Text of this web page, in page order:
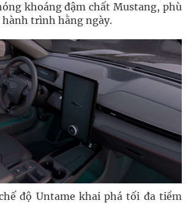
khoáng đậm chất Mustang, phù
trình hằng ngày.
độ Untame khai phá tối đa tiềm